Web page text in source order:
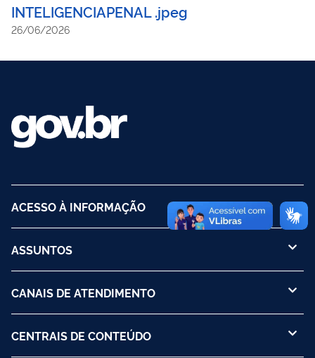
INTELIGENCIAPENAL .jpeg
26/06/2026
ACESSO À INFORMAÇÃO
ASSUNTOS
CANAIS DE ATENDIMENTO
CENTRAIS DE CONTEÚDO